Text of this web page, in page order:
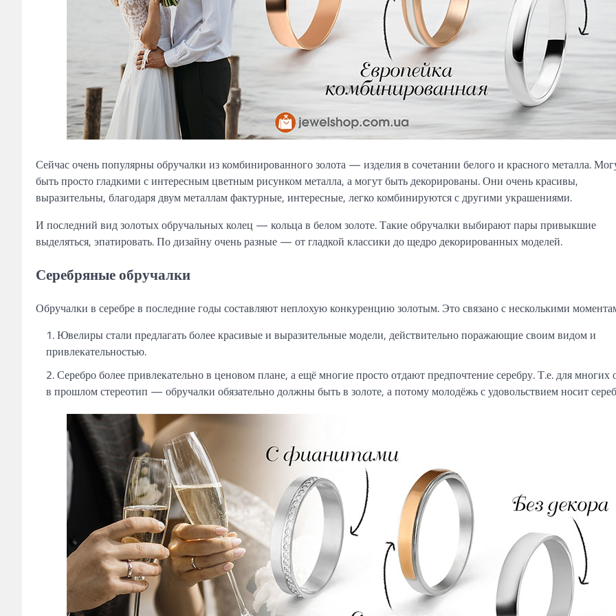
Сейчас очень популярны обручалки из комбинированного золота — изделия в сочетании белого и красного металла.
быть просто гладкими с интересным цветным рисунком металла, а могут быть декорированы. Они очень красивы,
выразительны, благодаря двум металлам фактурные, интересные, легко комбинируются с другими украшениями.
И последний вид золотых обручальных колец — кольца в белом золоте. Такие обручалки выбирают пары привыкшие
выделяться, эпатировать. По дизайну очень разные — от гладкой классики до щедро декорированных моделей.
Серебряные обручалки
Обручалки в серебре в последние годы составляют неплохую конкуренцию золотым. Это связано с несколькими
Ювелиры стали предлагать более красивые и выразительные модели, действительно поражающие своим видом и
привлекательностью.
Серебро более привлекательно в ценовом плане, а ещё многие просто отдают предпочтение серебру. Т.е. для многих
в прошлом стереотип — обручалки обязательно должны быть в золоте, а потому молодёжь с удовольствием носит